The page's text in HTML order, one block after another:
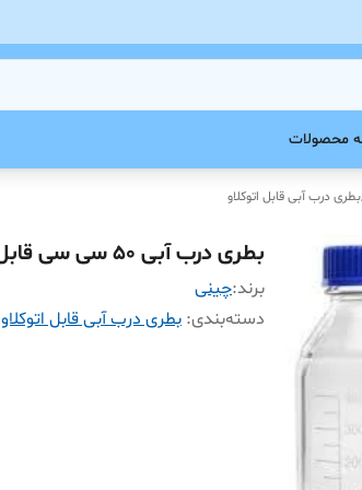
محصولات
بطری درب آبی قابل اتوکلاو
بطری درب آبی 50 سی سی قابل اتوکلاو
برند:چینی
دسته‌بندی: بطری درب آبی قابل اتوکلاو